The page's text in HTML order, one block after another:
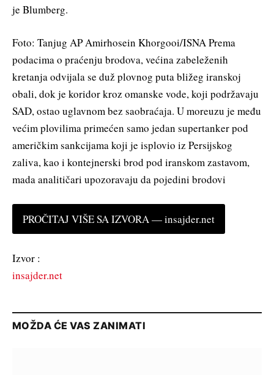
je Blumberg.
Foto: Tanjug AP Amirhosein Khorgooi/ISNA Prema
podacima o praćenju brodova, većina zabeleženih
kretanja odvijala se duž plovnog puta bližeg iranskoj
obali, dok je koridor kroz omanske vode, koji podržavaju
SAD, ostao uglavnom bez saobraćaja. U moreuzu je među
većim plovilima primećen samo jedan supertanker pod
američkim sankcijama koji je isplovio iz Persijskog
zaliva, kao i kontejnerski brod pod iranskom zastavom,
mada analitičari upozoravaju da pojedini brodovi
PROČITAJ VIŠE SA IZVORA — insajder.net
Izvor :
insajder.net
MOŽDA ĆE VAS ZANIMATI